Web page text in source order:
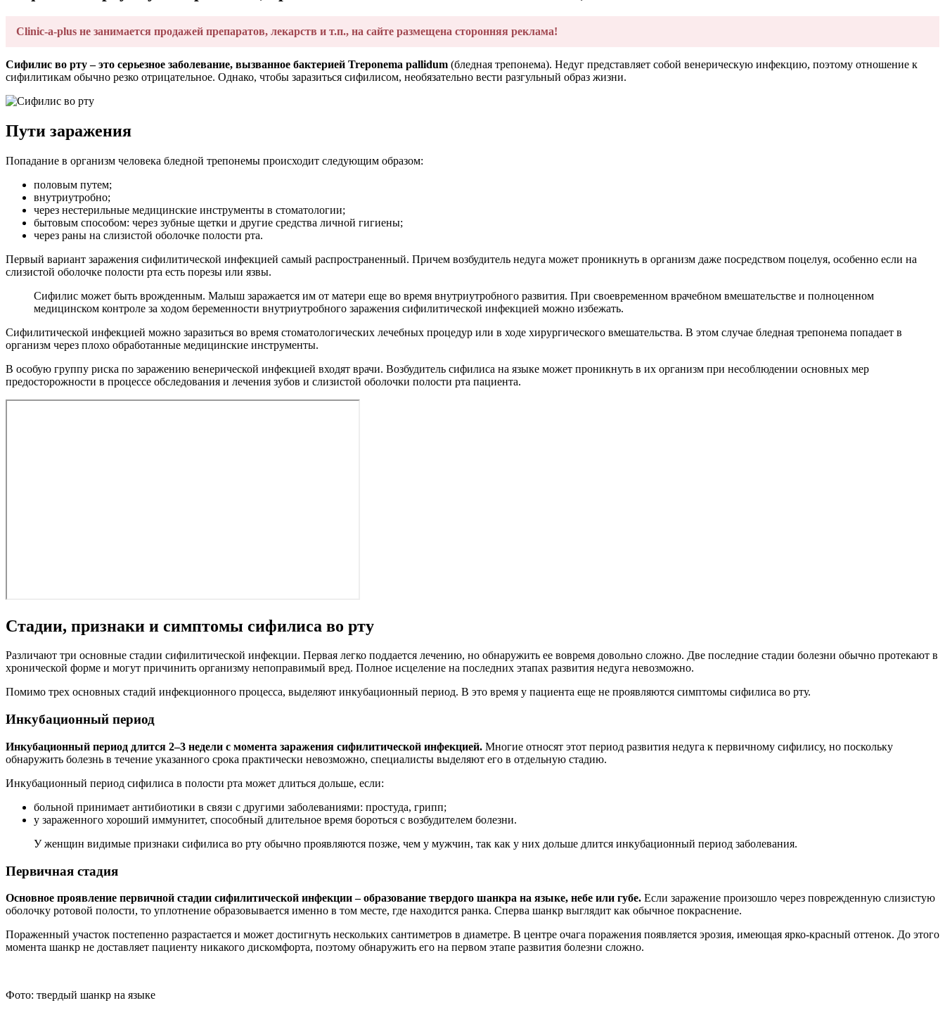
Clinic-a-plus не занимается продажей препаратов, лекарств и т.п., на сайте размещена сторонняя реклама!
Сифилис во рту –это серьезное заболевание, вызванное бактерией Treponema pallidum (бледная трепонема). Недуг представляет собой венерическую инфекцию, поэтому отношение к
сифилитикам обычно резко отрицательное. Однако, чтобы заразиться сифилисом, необязательно вести разгульный образ жизни.
Пути заражения
Попадание в организм человека бледной трепонемы происходит следующим образом:
половым путем;
внутриутробно;
через нестерильные медицинские инструменты в стоматологии;
бытовым способом: через зубные щетки и другие средства личной гигиены;
через раны на слизистой оболочке полости рта.
Первый вариант заражения сифилитической инфекцией самый распространенный. Причем возбудитель недуга может проникнуть в организм даже посредством поцелуя, особенно если на
слизистой оболочке полости рта есть порезы или язвы.
Сифилис может быть врожденным. Малыш заражается им от матери еще во время внутриутробного развития. При своевременном врачебном вмешательстве и полноценном
медицинском контроле за ходом беременности внутриутробного заражения сифилитической инфекцией можно избежать.
Сифилитической инфекцией можно заразиться во время стоматологических лечебных процедур или в ходе хирургического вмешательства. В этом случае бледная трепонема попадает в
организм через плохо обработанные медицинские инструменты.
В особую группу риска по заражению венерической инфекцией входят врачи. Возбудитель сифилиса на языке может проникнуть в их организм при несоблюдении основных мер
предосторожности в процессе обследования и лечения зубов и слизистой оболочки полости рта пациента.
Стадии, признаки и симптомы сифилиса во рту
Различают три основные стадии сифилитической инфекции. Первая легко поддается лечению, но обнаружить ее вовремя довольно сложно. Две последние стадии болезни обычно протекают в
хронической форме и могут причинить организму непоправимый вред. Полное исцеление на последних этапах развития недуга невозможно.
Помимо трех основных стадий инфекционного процесса, выделяют инкубационный период. В это время у пациента еще не проявляются симптомы сифилиса во рту.
Инкубационный период
Инкубационный период длится 2–3 недели с момента заражения сифилитической инфекцией. Многие относят этот период развития недуга к первичному сифилису, но поскольку
обнаружить болезнь в течение указанного срока практически невозможно, специалисты выделяют его в отдельную стадию.
Инкубационный период сифилиса в полости рта может длиться дольше, если:
больной принимает антибиотики в связи с другими заболеваниями: простуда, грипп;
у зараженного хороший иммунитет, способный длительное время бороться с возбудителем болезни.
У женщин видимые признаки сифилиса во рту обычно проявляются позже, чем у мужчин, так как у них дольше длится инкубационный период заболевания.
Первичная стадия
Основное проявление первичной стадии сифилитической инфекции – образование твердого шанкра на языке, небе или губе. Если заражение произошло через поврежденную слизистую
оболочку ротовой полости, то уплотнение образовывается именно в том месте, где находится ранка. Сперва шанкр выглядит как обычное покраснение.
Пораженный участок постепенно разрастается и может достигнуть нескольких сантиметров в диаметре. В центре очага поражения появляется эрозия, имеющая ярко-красный оттенок. До этого
момента шанкр не доставляет пациенту никакого дискомфорта, поэтому обнаружить его на первом этапе развития болезни сложно.
Фото: твердый шанкр на языке